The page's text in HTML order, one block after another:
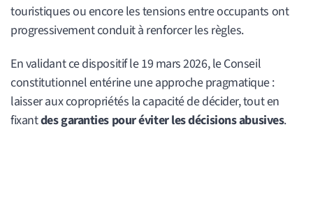
touristiques ou encore les tensions entre occupants ont
progressivement conduit à renforcer les règles.
En validant ce dispositif le 19 mars 2026, le Conseil
constitutionnel entérine une approche pragmatique :
laisser aux copropriétés la capacité de décider, tout en
fixantdes garanties pour éviter les décisions abusives.